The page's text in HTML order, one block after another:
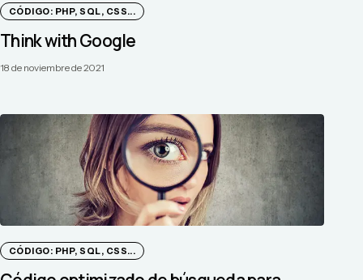
CÓDIGO: PHP, SQL, CSS...
Think with Google
18 de noviembre de 2021
CÓDIGO: PHP, SQL, CSS...